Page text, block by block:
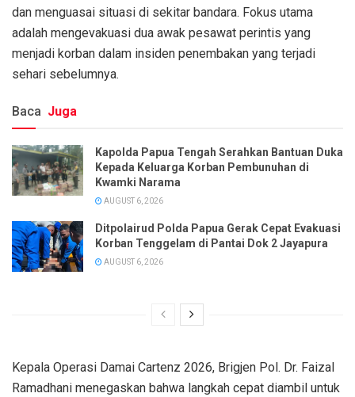
dan menguasai situasi di sekitar bandara. Fokus utama
adalah mengevakuasi dua awak pesawat perintis yang
menjadi korban dalam insiden penembakan yang terjadi
sehari sebelumnya.
Baca Juga
Kapolda Papua Tengah Serahkan Bantuan Duka
Kepada Keluarga Korban Pembunuhan di
Kwamki Narama
AUGUST 6, 2026
Ditpolairud Polda Papua Gerak Cepat Evakuasi
Korban Tenggelam di Pantai Dok 2 Jayapura
AUGUST 6, 2026
Kepala Operasi Damai Cartenz 2026, Brigjen Pol. Dr. Faizal
Ramadhani menegaskan bahwa langkah cepat diambil untuk